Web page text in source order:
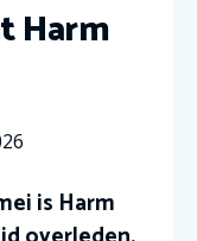
Harm
is Harm